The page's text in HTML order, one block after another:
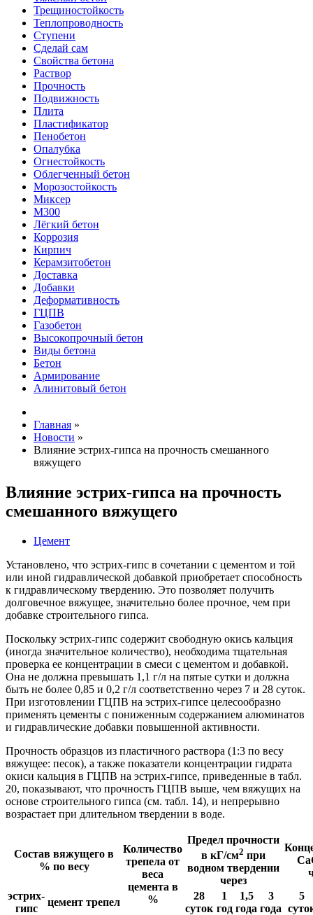
Трещиностойкость
Теплопроводность
Ступени
Сделай сам
Свойства бетона
Раствор
Прочность
Подвижность
Плита
Пластификатор
Пенобетон
Опалубка
Огнестойкость
Облегченный бетон
Морозостойкость
Миксер
М300
Лёгкий бетон
Коррозия
Кирпич
Керамзитобетон
Доставка
Добавки
Деформативность
ГЦПВ
Газобетон
Высокопрочный бетон
Виды бетона
Бетон
Армирование
Алинитовый бетон
Главная »
Новости »
Влияние эстрих-гипса на прочность смешанного
вяжущего
Влияние эстрих-гипса на прочность
смешанного вяжущего
Цемент
Установлено, что эстрих-гипс в сочетании с цементом и той
или иной гидравлической добавкой приобретает способность
к гидравлическому твердению. Это позволяет получить
долговечное вяжущее, значительно более прочное, чем при
добавке строительного гипса.
Поскольку эстрих-гипс содержит свободную окись кальция
(иногда значительное количество), необходима тщательная
проверка ее концентрации в смеси с цементом и добавкой.
Она не должна превышать 1,1 г/л на пятые сутки и должна
быть не более 0,85 и 0,2 г/л соответственно через 7 и 28 суток.
При изготовлении ГЦПВ на эстрих-гипсе целесообразно
применять цементы с пониженным содержанием алюминатов
и гидравлические добавки повышенной активности.
Прочность образцов из пластичного раствора (1:3 по весу
вяжущее: песок), а также показатели концентрации гидрата
окиси кальция в ГЦПВ на эстрих-гипсе, приведенные в табл.
20, показывают, что прочность ГЦПВ выше, чем вяжущих на
основе строительного гипса (см. табл. 14), и непрерывно
возрастает при длительном твердении в воде.
Состав вяжущего в
% по весу
Количество
трепела от
веса
цемента в
%
Предел прочности
в кГ/см2 при
водном твердении
через
эстрих-
гипс
цемент трепел
28
суток
1
год
1,5
года
3
года
5